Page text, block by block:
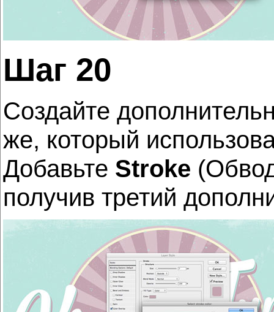
Шаг 20
Создайте
же, который
Добавьте Stroke
получив третий